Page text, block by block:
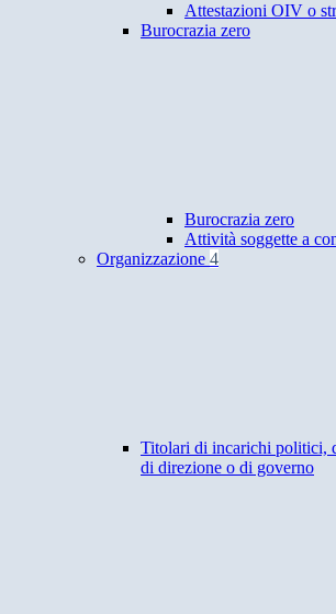
Attestazioni OIV o
Burocrazia zero
Burocrazia zero
Attività soggette a
Organizzazione 4
Titolari di incarichi politici,
di direzione o di governo